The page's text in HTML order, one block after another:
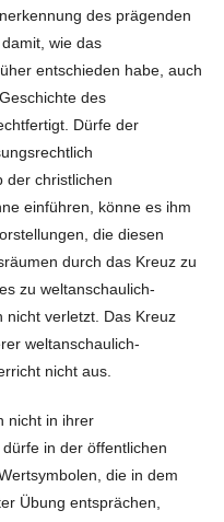
des prägenden
wie das
entschieden habe, auch
des
Dürfe der
der christlichen
einführen, könne es ihm
die diesen
durch das Kreuz zu
zu weltanschaulich-
nicht verletzt. Das Kreuz
weltanschaulich-
nicht aus.
nicht in ihrer
in der öffentlichen
die in dem
Übung entsprächen,